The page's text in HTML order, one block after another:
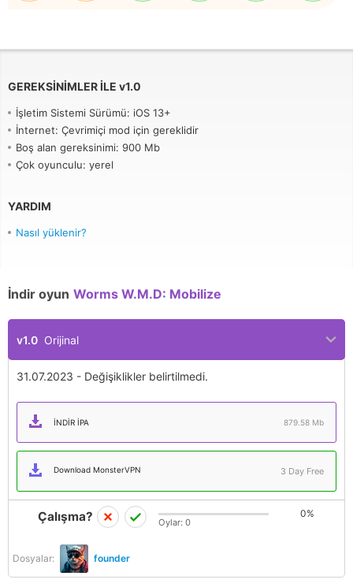
GEREKSINIMLER ILE v1.0
İşletim Sistemi Sürümü: iOS 13+
İnternet: Çevrimiçi mod için gereklidir
Boş alan gereksinimi: 900 Mb
Çok oyunculu: yerel
YARDIM
Nasıl yüklenir?
İndir oyun Worms W.M.D: Mobilize
v1.0 Orijinal
31.07.2023 - Değişiklikler belirtilmedi.
İNDIR IPA 879.58 Mb
Download MonsterVPN 3 Day Free
Dosyalar: founder
Çalışma? 0%
Oylar: 0